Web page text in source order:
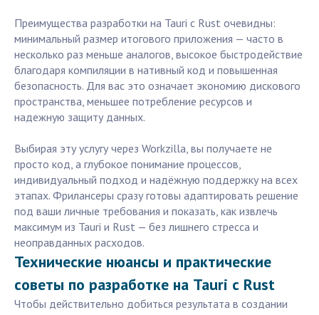
Преимущества разработки на Tauri с Rust очевидны:
минимальный размер итогового приложения — часто в
несколько раз меньше аналогов, высокое быстродействие
благодаря компиляции в нативный код и повышенная
безопасность. Для вас это означает экономию дискового
пространства, меньшее потребление ресурсов и
надежную защиту данных.
Выбирая эту услугу через Workzilla, вы получаете не
просто код, а глубокое понимание процессов,
индивидуальный подход и надёжную поддержку на всех
этапах. Фрилансеры сразу готовы адаптировать решение
под ваши личные требования и показать, как извлечь
максимум из Tauri и Rust — без лишнего стресса и
неоправданных расходов.
Технические нюансы и практические
советы по разработке на Tauri с Rust
Чтобы действительно добиться результата в создании